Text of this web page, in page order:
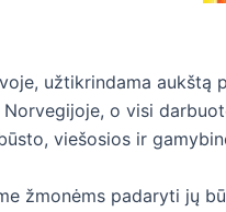
užtikrindama
o visi
viešosios ir
žmonėms padaryti jų